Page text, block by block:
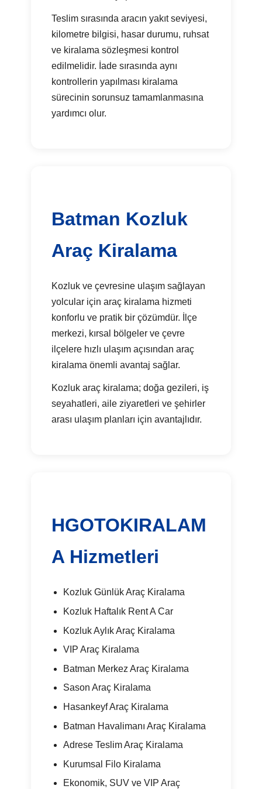
Teslim sırasında aracın yakıt seviyesi,
kilometre bilgisi, hasar durumu, ruhsat
ve kiralama sözleşmesi kontrol
edilmelidir. İade sırasında aynı
kontrollerin yapılması kiralama
sürecinin sorunsuz tamamlanmasına
yardımcı olur.
Batman Kozluk
Araç Kiralama
Kozluk ve çevresine ulaşım sağlayan
yolcular için araç kiralama hizmeti
konforlu ve pratik bir çözümdür. İlçe
merkezi, kırsal bölgeler ve çevre
ilçelere hızlı ulaşım açısından araç
kiralama önemli avantaj sağlar.
Kozluk araç kiralama; doğa gezileri, iş
seyahatleri, aile ziyaretleri ve şehirler
arası ulaşım planları için avantajlıdır.
HGOTOKIRALAM
A Hizmetleri
Kozluk Günlük Araç Kiralama
Kozluk Haftalık Rent A Car
Kozluk Aylık Araç Kiralama
VIP Araç Kiralama
Batman Merkez Araç Kiralama
Sason Araç Kiralama
Hasankeyf Araç Kiralama
Batman Havalimanı Araç Kiralama
Adrese Teslim Araç Kiralama
Kurumsal Filo Kiralama
Ekonomik, SUV ve VIP Araç